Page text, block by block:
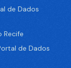
de Dados
Recife
de Dados